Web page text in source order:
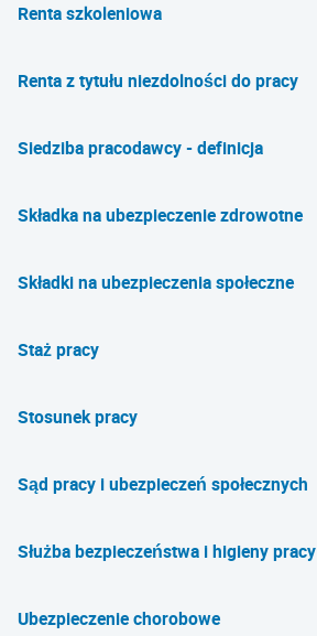
Renta szkoleniowa
Renta z tytułu niezdolności do pracy
Siedziba pracodawcy - definicja
Składka na ubezpieczenie zdrowotne
Składki na ubezpieczenia społeczne
Staż pracy
Stosunek pracy
Sąd pracy i ubezpieczeń społecznych
Służba bezpieczeństwa i higieny pracy
Ubezpieczenie chorobowe